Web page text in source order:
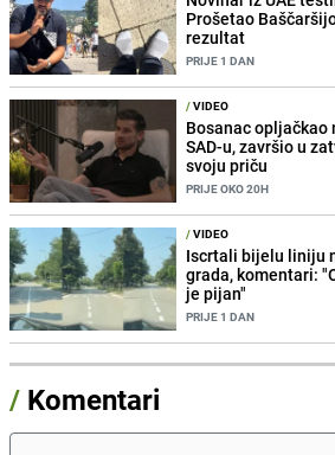
Prošetao
rezultat
PRIJE 1 DAN
/VIDEO
Bosanac opljačkao
SAD-u, završio u
svoju priču
PRIJE OKO 20H
/VIDEO
Iscrtali bijelu liniju
grada, komentari:
je pijan"
PRIJE 1 DAN
/ Komentari